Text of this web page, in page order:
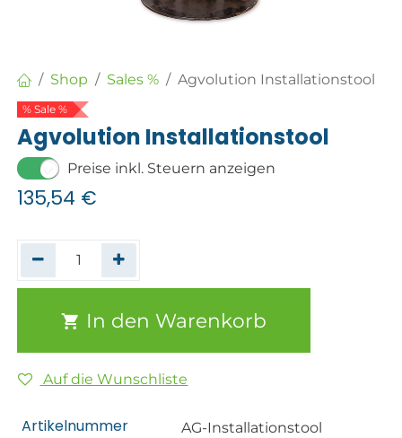
Shop Sales % Agvolution Installationstool
% Sale %
Agvolution Installationstool
Preise inkl. Steuern anzeigen
135,54 €
In den Warenkorb
Auf die Wunschliste
Artikelnummer AG-Installationstool